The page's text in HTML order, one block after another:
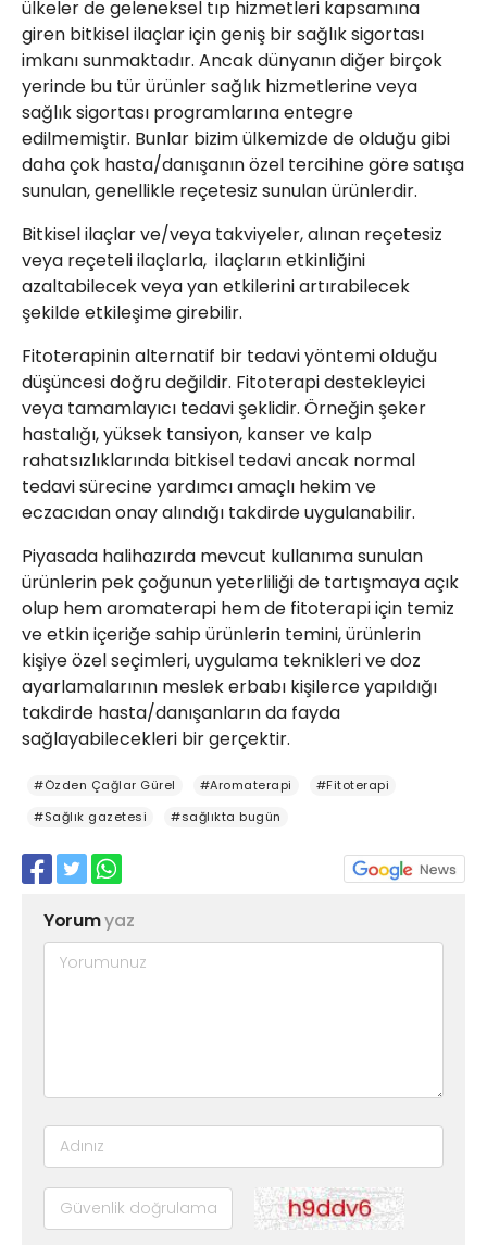
ülkeler de geleneksel tıp hizmetleri kapsamına
giren bitkisel ilaçlar için geniş bir sağlık sigortası
imkanı sunmaktadır. Ancak dünyanın diğer birçok
yerinde bu tür ürünler sağlık hizmetlerine veya
sağlık sigortası programlarına entegre
edilmemiştir. Bunlar bizim ülkemizde de olduğu gibi
daha çok hasta/danışanın özel tercihine göre satışa
sunulan, genellikle reçetesiz sunulan ürünlerdir.
Bitkisel ilaçlar ve/veya takviyeler, alınan reçetesiz
veya reçeteli ilaçlarla, ilaçların etkinliğini
azaltabilecek veya yan etkilerini artırabilecek
şekilde etkileşime girebilir.
Fitoterapinin alternatif bir tedavi yöntemi olduğu
düşüncesi doğru değildir. Fitoterapi destekleyici
veya tamamlayıcı tedavi şeklidir. Örneğin şeker
hastalığı, yüksek tansiyon, kanser ve kalp
rahatsızlıklarında bitkisel tedavi ancak normal
tedavi sürecine yardımcı amaçlı hekim ve
eczacıdan onay alındığı takdirde uygulanabilir.
Piyasada halihazırda mevcut kullanıma sunulan
ürünlerin pek çoğunun yeterliliği de tartışmaya açık
olup hem aromaterapi hem de fitoterapi için temiz
ve etkin içeriğe sahip ürünlerin temini, ürünlerin
kişiye özel seçimleri, uygulama teknikleri ve doz
ayarlamalarının meslek erbabı kişilerce yapıldığı
takdirde hasta/danışanların da fayda
sağlayabilecekleri bir gerçektir.
#Özden Çağlar Gürel #Aromaterapi
#Fitoterapi
#Sağlık gazetesi
#sağlıkta bugün
Yorumyaz